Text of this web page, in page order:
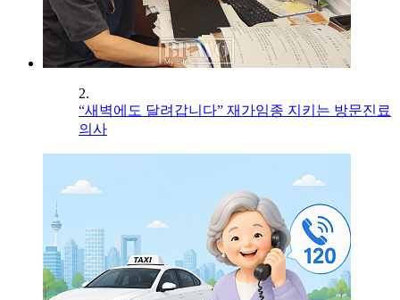
2.
“새벽에도 달려갑니다” 재가임종 지키는 방문진료
의사